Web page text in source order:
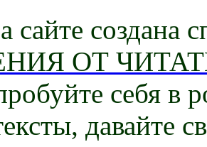
сайте создана
ОТ
себя в
давайте